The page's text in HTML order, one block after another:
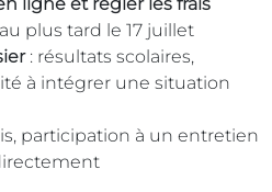
plus tard le 17 juillet
: résultats scolaires,
à intégrer une situation
participation à un entretien